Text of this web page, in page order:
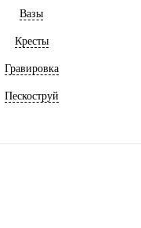
Вазы
Кресты
Гравировка
Пескоструй